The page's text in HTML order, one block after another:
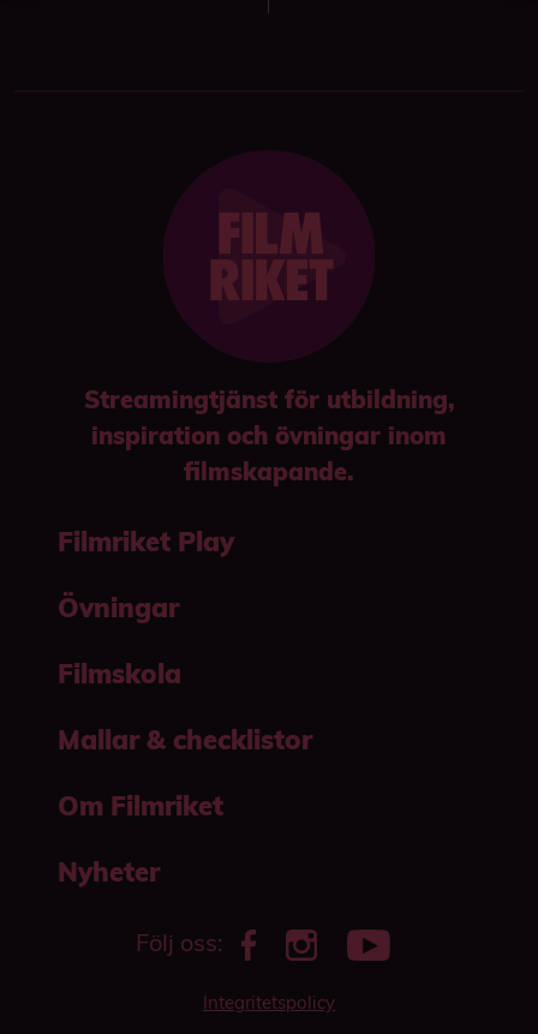
Streamingtjänst för utbildning,
inspiration och övningar inom
filmskapande.
Filmriket Play
Övningar
Filmskola
Mallar & checklistor
Om Filmriket
Nyheter
Följ oss:
Integritetspolicy